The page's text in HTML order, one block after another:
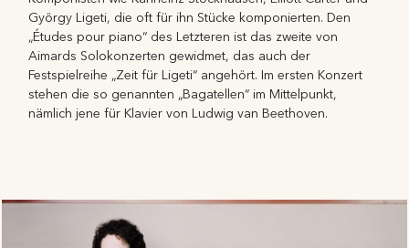
György Ligeti, die oft für ihn Stücke komponierten. Den
„Études pour piano“ des Letzteren ist das zweite von
Aimards Solokonzerten gewidmet, das auch der
Festspielreihe „Zeit für Ligeti“ angehört. Im ersten Konzert
stehen die so genannten „Bagatellen“ im Mittelpunkt,
nämlich jene für Klavier von Ludwig van Beethoven.